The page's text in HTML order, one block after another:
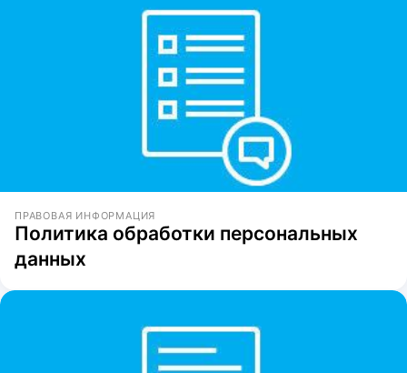
ПРАВОВАЯ ИНФОРМАЦИЯ
Политика обработки персональных
данных